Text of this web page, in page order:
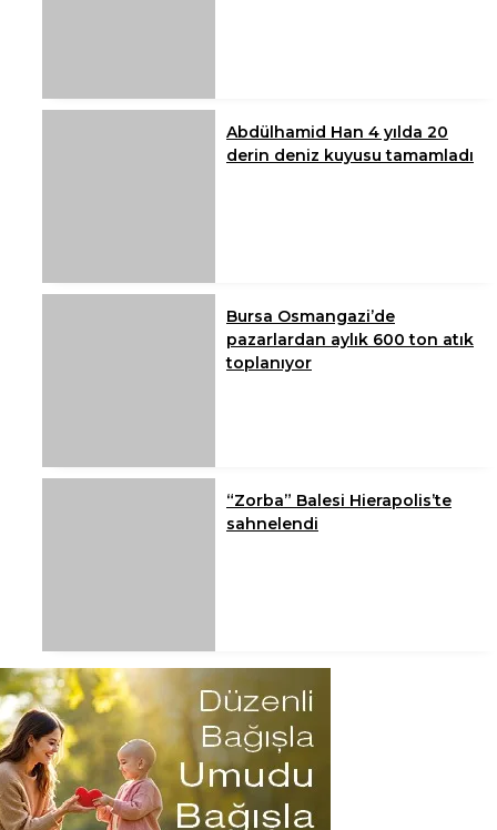
Abdülhamid Han 4 yılda 20
derin deniz kuyusu tamamladı
Bursa Osmangazi’de
pazarlardan aylık 600 ton atık
toplanıyor
“Zorba” Balesi Hierapolis’te
sahnelendi